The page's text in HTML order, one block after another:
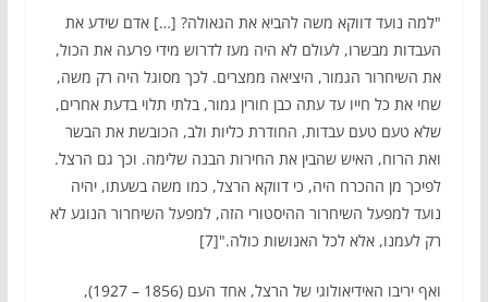
"למה נועד דווקא משה להביא את הגאולה? […] אדם שידע את
העבדות מבשרו, לעולם לא היה מעז לדרוש מידי פרעה את הכול,
את השיחרור הגמור, היציאה ממצרים. לכך מסוגל היה רק משה,
שחי את כל חייו עד עתה כבן חורין גמור, בלתי תלוי בדעת אחרים,
שלא טעם טעם עבדות, החודרת כליות ולב, הכובשת את הבשר
ואת הרוח, האיש שהבין את החירות הבנה שלימה. וכך גם הרצל.
לפיכך מן ההכרח היה, כי דווקא הרצל, כמו משה בשעתו, יהיה
נועד למפעל השיחרור ההיסטורי הזה, למפעל השיחרור הנוגע לא
רק לעמנו, אלא לכל האנושות כולה."[7]
ואף יריבו האידיאולוגי של הרצל, אחד העם (1856 – 1927),